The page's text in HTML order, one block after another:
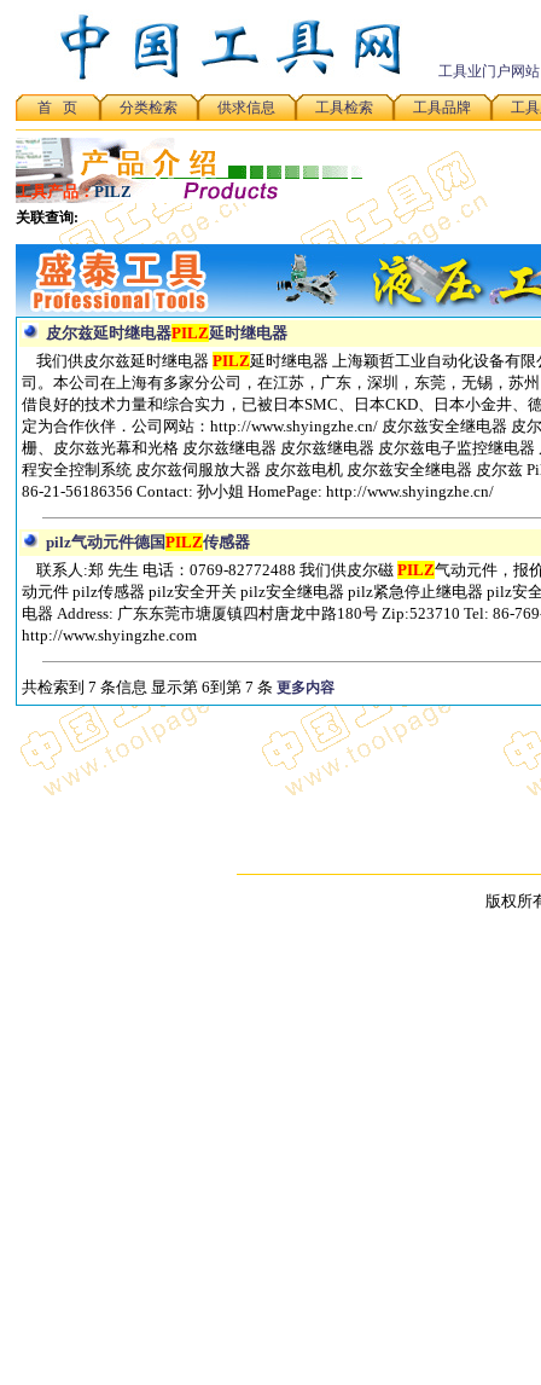
工具业门户网站
首 页 分类检索 供求信息 工具检索 工具品牌 工
工具产品：PILZ
皮尔兹延时继电器PILZ延时继电器
我们供皮尔兹延时继电器 PILZ延时继电器 上海颖哲工业自动化设备有
司。本公司在上海有多家分公司，在江苏，广东，深圳，东莞，无锡，苏
借良好的技术力量和综合实力，已被日本SMC、日本CKD、日本小金井、
定为合作伙伴．公司网站：http://www.shyingzhe.cn/ 皮尔兹安全继电器 皮
栅、皮尔兹光幕和光格 皮尔兹继电器 皮尔兹继电器 皮尔兹电子监控继电
程安全控制系统 皮尔兹伺服放大器 皮尔兹电机 皮尔兹安全继电器 皮尔兹
86-21-56186356 Contact: 孙小姐 HomePage: http://www.shyingzhe.cn/
pilz气动元件德国PILZ传感器
联系人:郑 先生 电话：0769-82772488 我们供皮尔磁 PILZ气动元件，报
动元件 pilz传感器 pilz安全开关 pilz安全继电器 pilz紧急停止继电器 pilz安
电器 Address: 广东东莞市塘厦镇四村唐龙中路180号 Zip:523710 Tel: 86-
http://www.shyingzhe.com
共检索到 7 条信息 显示第 6到第 7 条 更多内容
版权所